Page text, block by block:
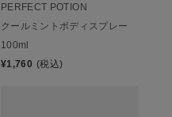
PERFECT POTION
クールミントボディスプレー
100ml
¥1,760 (税込)